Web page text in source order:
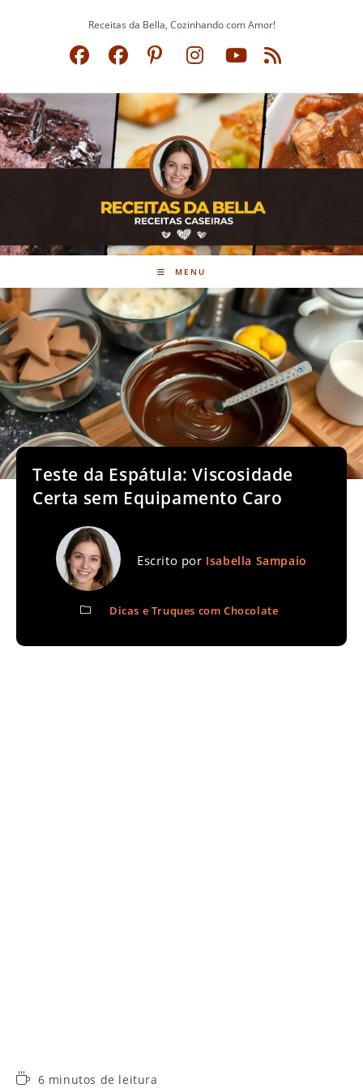
Receitas da Bella, Cozinhando com Amor!
MENU
Teste da Espátula: Viscosidade
Certa sem Equipamento Caro
Escrito por Isabella Sampaio
Dicas e Truques com Chocolate
Tempo6 minutos de leitura